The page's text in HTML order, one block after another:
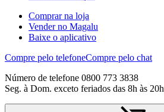
Comprar na loja
Vender no Magalu
Baixe o aplicativo
Compre pelo telefoneCompre pelo chat
Número de telefone 0800 773 3838
Seg. à Dom. exceto feriados das 8h às 20h